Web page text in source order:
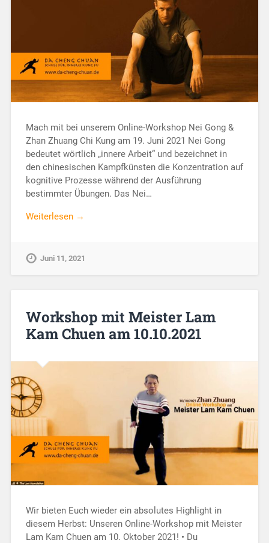
Mach mit bei unserem Online-Workshop Nei Gong &
Zhan Zhuang Chi Kung am 19. Juni 2021 Nei Gong
bedeutet wörtlich „innere Arbeit“ und bezeichnet in
den chinesischen Kampfkünsten die Konzentration auf
kognitive Prozesse während der Ausführung
bestimmter Übungen. Das Nei…
Weiterlesen →
Juni 11, 2021
Workshop mit Meister Lam
Kam Chuen am 10.10.2021
Wir bieten Euch wieder ein absolutes Highlight in
diesem Herbst: Unseren Online-Workshop mit Meister
Lam Kam Chuen am 10. Oktober 2021! • Du